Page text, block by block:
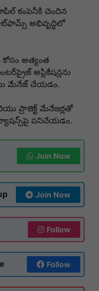
కంపెనీకి చెందిన
అభివృద్ధిలో
అత్యంత
అప్లికేషన్లను
మేనేజ్ చేయడం.
ప్రాజెక్ట్ మేనేజర్లతో
పనిచేయడం.
Join Now
Join Now
Follow
Follow